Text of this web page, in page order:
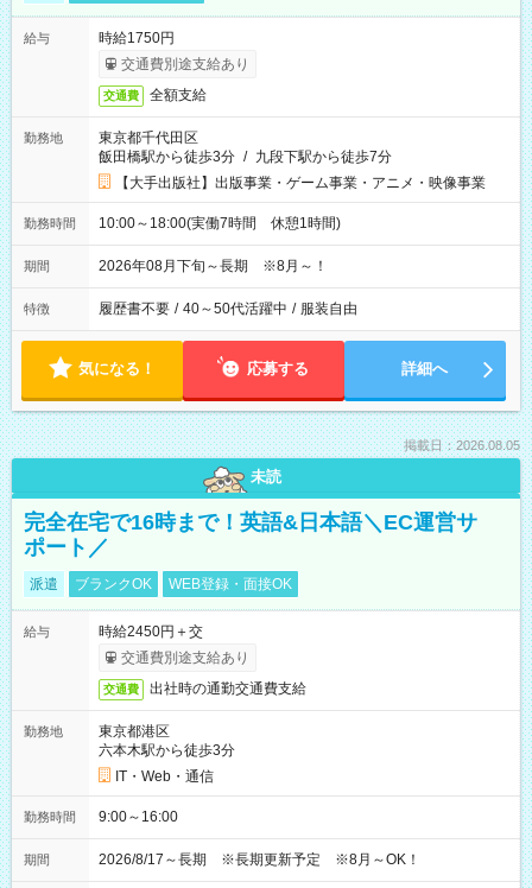
給与
時給1750円
交通費別途支給あり
交通費 全額支給
勤務地
東京都千代田区
飯田橋駅から徒歩3分 / 九段下駅から徒歩7分
【大手出版社】出版事業・ゲーム事業・アニメ・映像事業
勤務時間 10:00～18:00(実働7時間 休憩1時間)
期間 2026年08月下旬～長期 ※8月～！
特徴 履歴書不要 / 40～50代活躍中 / 服装自由
気になる！ 応募する 詳細へ
掲載日：2026.08.05
未読
完全在宅で16時まで！英語&日本語＼EC運営サ
ポート／
派遣 ブランクOK WEB登録・面接OK
給与
時給2450円＋交
交通費別途支給あり
交通費 出社時の通勤交通費支給
勤務地
東京都港区
六本木駅から徒歩3分
IT・Web・通信
勤務時間 9:00～16:00
期間 2026/8/17～長期 ※長期更新予定 ※8月～OK！